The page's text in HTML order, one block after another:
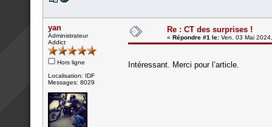
yan
Administrateur
Addict
Hors ligne
Localisation: IDF
Messages: 8029
Re : CT des surprises !
« Répondre #1 le: Ven. 03 Mai
Intéressant. Merci pour l’article.